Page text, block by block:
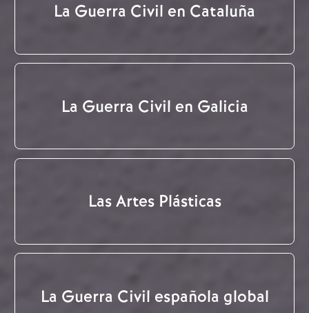
La Guerra Civil en Cataluña
La Guerra Civil en Galicia
Las Artes Plásticas
La Guerra Civil española global